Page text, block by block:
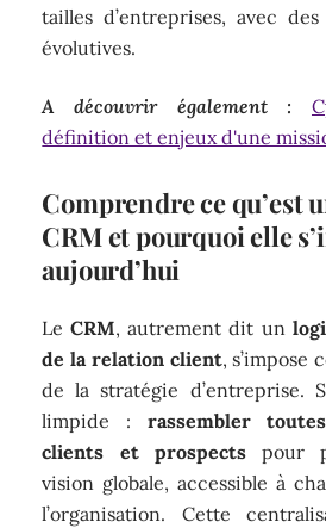
tailles d’entreprises, avec
évolutives.
A découvrir également :
définition et enjeux d'une
Comprendre ce qu’est
CRM et pourquoi elle
aujourd’hui
LeCRM, autrement dit un
de la relation client, s’impose
de la stratégie d’entreprise.
limpide : rassembler
clients et prospectspour
vision globale, accessible à
l’organisation. Cette